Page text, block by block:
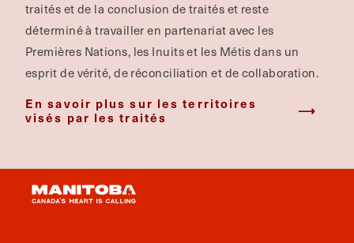
traités et de la conclusion de traités et reste
déterminé à travailler en partenariat avec les
Premières Nations, les Inuits et les Métis dans un
esprit de vérité, de réconciliation et de collaboration.
En savoir plus sur les territoires
visés par les traités